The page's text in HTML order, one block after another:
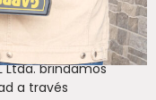
del servicio
todos nuestros
Ltda. brindamos
a través